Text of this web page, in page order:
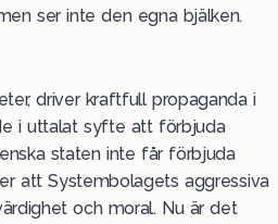
ser inte den egna bjälken.
driver kraftfull propaganda i
i uttalat syfte att förbjuda
staten inte får förbjuda
att Systembolagets aggressiva
och moral. Nu är det